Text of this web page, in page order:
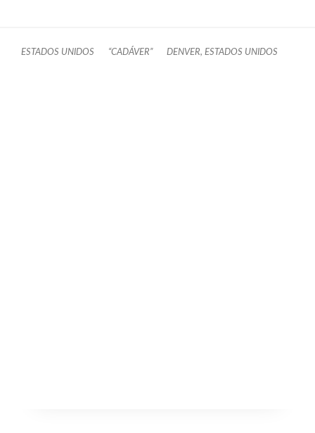
ESTADOS UNIDOS “CADÁVER” DENVER, ESTADOS UNIDOS